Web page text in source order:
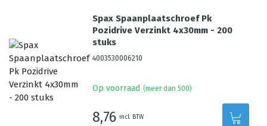
Spax Spaanplaatschroef Pk
Pozidrive Verzinkt 4x30mm - 200
stuks
4003530006210
Op voorraad (meer dan 500)
8,76 incl. BTW